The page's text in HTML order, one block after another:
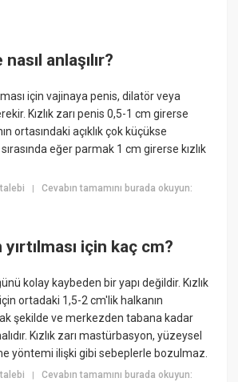
anlaşılır?
için vajinaya penis, dilatör veya
Kızlık zarı penis 0,5-1 cm girerse
ortasındaki açıklık çok küçükse
eğer parmak 1 cm girerse kızlık
|Cevabın tamamını burada okuyun:
yırtılması için kaç cm?
kolay kaybeden bir yapı değildir. Kızlık
ortadaki 1,5-2 cm'lik halkanın
şekilde ve merkezden tabana kadar
Kızlık zarı mastürbasyon, yüzeysel
yöntemi ilişki gibi sebeplerle bozulmaz.
|Cevabın tamamını burada okuyun: